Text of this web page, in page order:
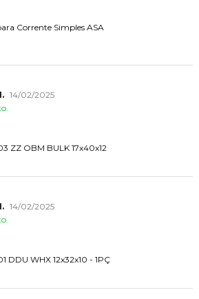
Corrente Simples ASA
14/02/2025
ZZ OBM BULK 17x40x12
14/02/2025
DDU WHX 12x32x10 - 1PÇ